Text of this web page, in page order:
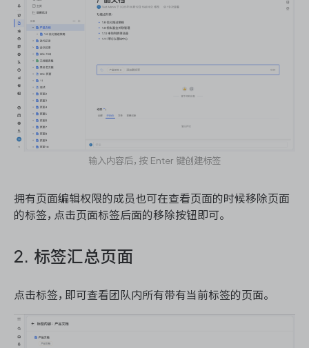
输入内容后，按 Enter 键创建标签
拥有页面编辑权限的成员也可在查看页面的时候移除页面
的标签，点击页面标签后面的移除按钮即可。
2. 标签汇总页面
点击标签，即可查看团队内所有带有当前标签的页面。